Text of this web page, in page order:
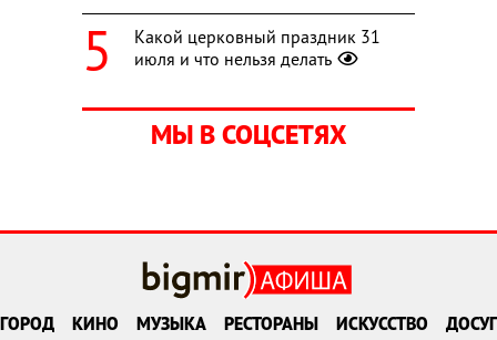
Какой церковный праздник 31
июля и что нельзя делать
МЫ В СОЦСЕТЯХ
ГОРОД КИНО МУЗЫКА РЕСТОРАНЫ ИСКУССТВО ДОСУГ